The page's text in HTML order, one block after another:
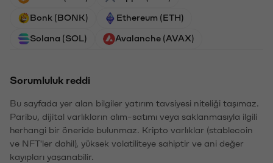
Bonk (BONK) Ethereum (ETH)
Solana (SOL) Avalanche (AVAX)
Sorumluluk reddi
Bu sayfada yer alan bilgiler yatırım tavsiyesi niteliği taşımaz.
Paribu, dijital varlıkların alım-satımı veya saklanmasıyla ilgili
herhangi bir öneride bulunmaz. Kripto varlıklar (stablecoin
ve NFT'ler dahil), yüksek volatiliteye sahiptir ve ani değer
kayıpları yaşanabilir.